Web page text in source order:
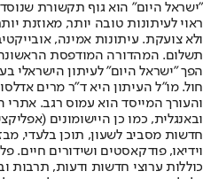
"ישראל היום" הוא גוף תקשורת
ראוי לעיתונות טובה יותר, מאוזנת
ולא צועקת. עיתונות אמינה,
הפך "ישראל היום" לעיתון הישראלי
חול. מו"ל העיתון היא ד"ר מרים
והעורך המייסד הוא עמוס רגב.
חדשות מסביב לשעון, תוכן בלעדי,
וידיאו, פודקאסטים ושידורים חיים.
כוללות ערוצי חדשות ודעות, תרבות